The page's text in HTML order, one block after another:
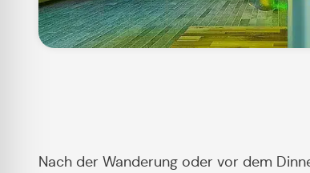
Nach der Wanderung oder vor dem